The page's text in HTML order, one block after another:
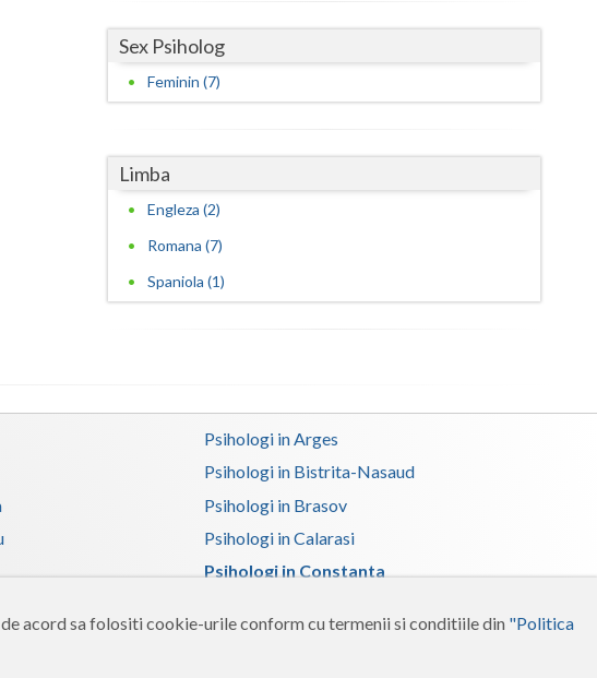
acord sa folositi cookie-urile conform cu termenii si conditiile din "Politica
Sex Psiholog
Feminin (7)
Limba
Engleza (2)
Romana (7)
Spaniola (1)
Psihologi in Arges
Psihologi in Bistrita-Nasaud
Psihologi in Brasov
Psihologi in Calarasi
Psihologi in Constanta
Psihologi in Gorj